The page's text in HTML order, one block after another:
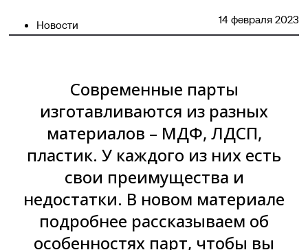
Новости 14 февраля 2023
Современные парты
изготавливаются из разных
материалов – МДФ, ЛДСП,
пластик. У каждого из них есть
свои преимущества и
недостатки. В новом материале
подробнее рассказываем об
особенностях парт, чтобы вы